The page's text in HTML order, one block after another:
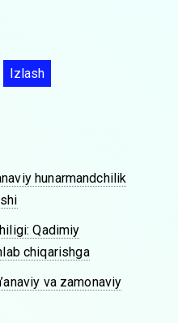
Izlash
hunarmandchilik
Qadimiy
chiqarishga
va zamonaviy